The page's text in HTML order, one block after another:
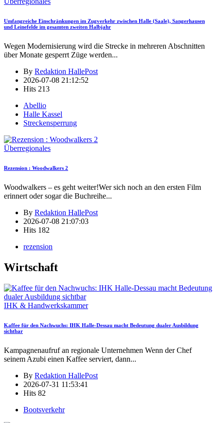
Umfangreiche Einschränkungen im Zugverkehr zwischen Halle (Saale), Sangerhausen
und Leinefelde im gesamten zweiten Halbjahr
Wegen Modernisierung wird die Strecke in mehreren Abschnitten
über Monate gesperrt Züge werden...
By Redaktion HallePost
2026-07-08 21:12:52
Hits 213
Abellio
Halle Kassel
Streckensperrung
Überregionales
Rezension : Woodwalkers 2
Woodwalkers – es geht weiter!Wer sich noch an den ersten Film
erinnert oder sogar die Buchreihe...
By Redaktion HallePost
2026-07-08 21:07:03
Hits 182
rezension
Wirtschaft
IHK & Handwerkskammer
Kaffee für den Nachwuchs: IHK Halle-Dessau macht Bedeutung dualer Ausbildung
sichtbar
Kampagnenaufruf an regionale Unternehmen Wenn der Chef
seinem Azubi einen Kaffee serviert, dann...
By Redaktion HallePost
2026-07-31 11:53:41
Hits 82
Bootsverkehr